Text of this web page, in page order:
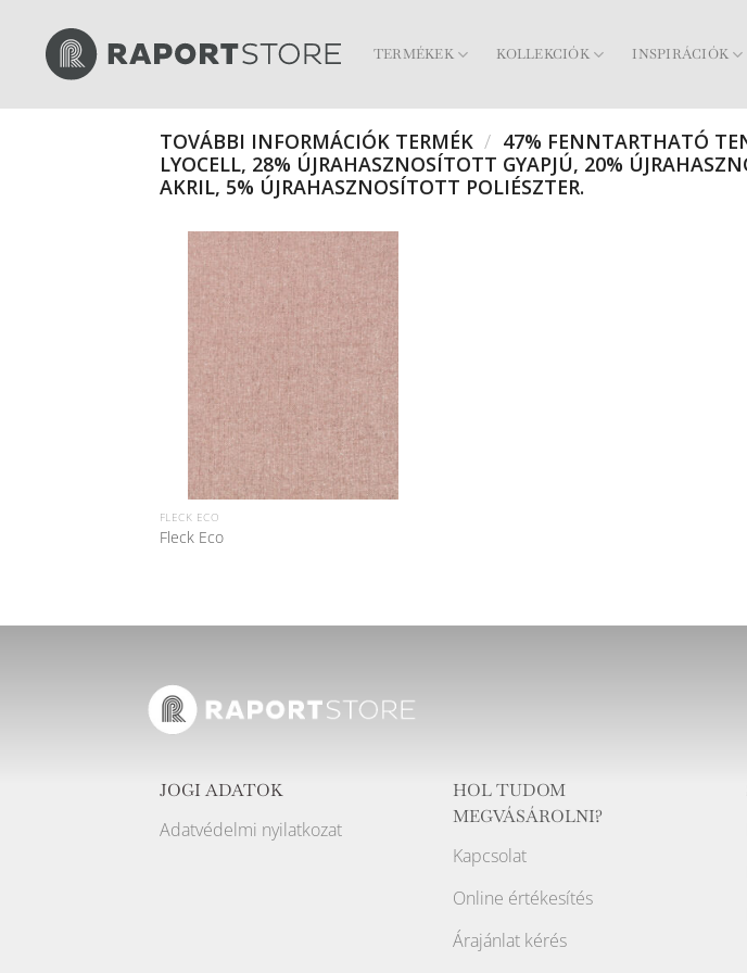
content
TERMÉKEK KOLLEKCIÓK INSPIRÁCIÓK
TOVÁBBI INFORMÁCIÓK TERMÉK / 47% FENNTARTHATÓ
LYOCELL, 28% ÚJRAHASZNOSÍTOTT GYAPJÚ, 20%
AKRIL, 5% ÚJRAHASZNOSÍTOTT POLIÉSZTER.
FLECK ECO
Fleck Eco
JOGI ADATOK
Adatvédelmi nyilatkozat
HOL TUDOM
MEGVÁSÁROLNI?
Kapcsolat
Online értékesítés
Árajánlat kérés